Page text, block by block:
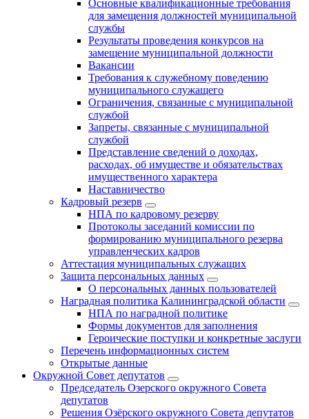
Основные квалификационные требования
для замещения должностей муниципальной
службы
Результаты проведения конкурсов на
замещение муниципальной должности
Вакансии
Требования к служебному поведению
муниципального служащего
Ограничения, связанные с муниципальной
службой
Запреты, связанные с муниципальной
службой
Представление сведений о доходах,
расходах, об имуществе и обязательствах
имущественного характера
Наставничество
Кадровый резерв
НПА по кадровому резерву
Протоколы заседаний комиссии по
формированию муниципального резерва
управленческих кадров
Аттестация муниципальных служащих
Защита персональных данных
О персональных данных пользователей
Наградная политика Калининградской области
НПА по наградной политике
Формы документов для заполнения
Героические поступки и конкретные заслуги
Перечень информационных систем
Открытые данные
Окружной Совет депутатов
Председатель Озерского окружного Совета
депутатов
Решения Озёрского окружного Совета депутатов